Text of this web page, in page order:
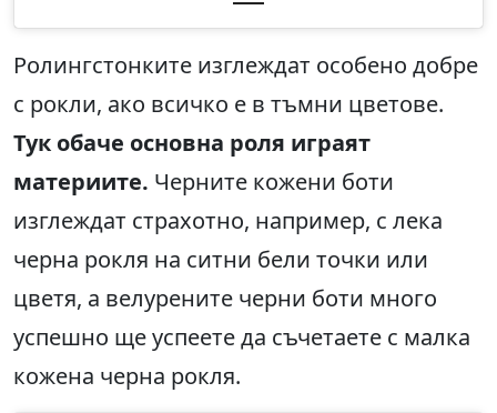
Ролингстонките изглеждат особено добре
с рокли, ако всичко е в тъмни цветове.
Тук обаче основна роля играят
материите. Черните кожени боти
изглеждат страхотно, например, с лека
черна рокля на ситни бели точки или
цветя, а велурените черни боти много
успешно ще успеете да съчетаете с малка
кожена черна рокля.